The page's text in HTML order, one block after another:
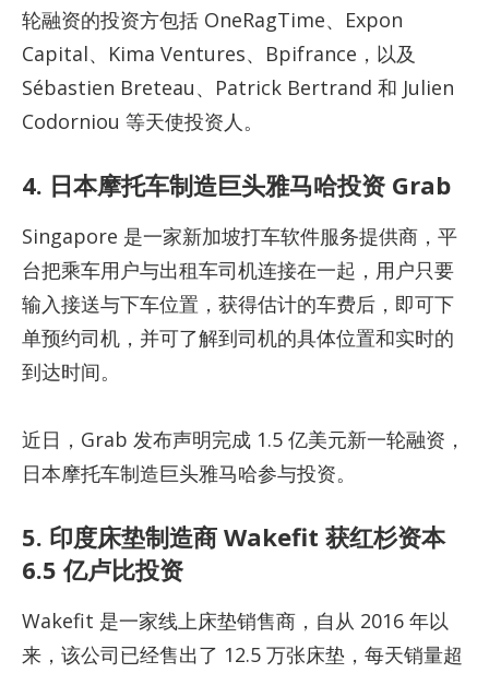
轮融资的投资方包括 OneRagTime、Expon
Capital、Kima Ventures、Bpifrance，以及
Sébastien Breteau、Patrick Bertrand 和 Julien
Codorniou 等天使投资人。
4. 日本摩托车制造巨头雅马哈投资 Grab
Singapore 是一家新加坡打车软件服务提供商，平
台把乘车用户与出租车司机连接在一起，用户只要
输入接送与下车位置，获得估计的车费后，即可下
单预约司机，并可了解到司机的具体位置和实时的
到达时间。
近日，Grab 发布声明完成 1.5 亿美元新一轮融资，
日本摩托车制造巨头雅马哈参与投资。
5. 印度床垫制造商 Wakefit 获红杉资本
6.5 亿卢比投资
Wakefit 是一家线上床垫销售商，自从 2016 年以
来，该公司已经售出了 12.5 万张床垫，每天销量超